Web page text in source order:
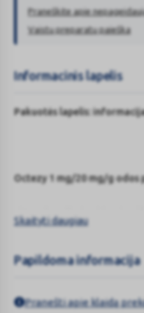
Praneškite apie
Vaistų preparatų paieška
Informacinis lapelis
Pakuotės lapelis:
Octezy 1 mg/20 mg/g odos
vaistą, nes jame pateikiama
Skaityti daugiau
Papildoma informacija
Pranešti apie klaidą